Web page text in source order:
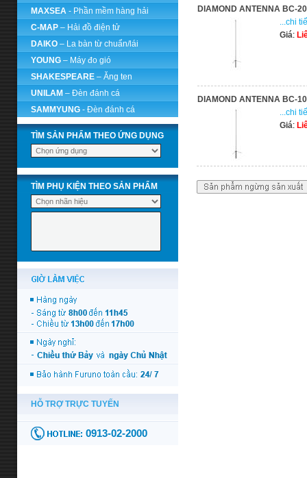
MAXSEA - Phần mềm hàng hải
C-MAP – Hải đồ điện tử
DAIKO – La bàn từ chuẩn/lái
YOUNG – Máy đo gió
SHAKESPEARE – Ăng ten
UNILAM – Đèn đánh cá
SAMMYUNG - Đèn đánh cá
TÌM SẢN PHẨM THEO ỨNG DỤNG
TÌM PHỤ KIỆN THEO SẢN PHẨM
DIAMOND ANTENNA BC-
...chi
Giá:
DIAMOND ANTENNA BC-
...chi
Giá: